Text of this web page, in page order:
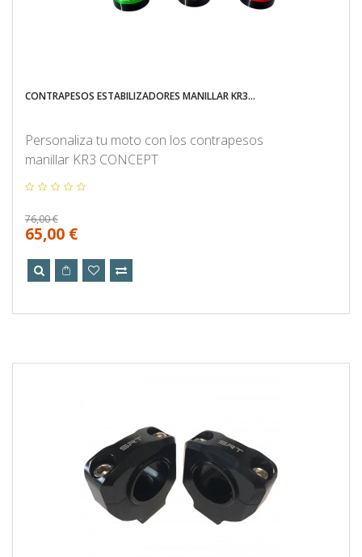
CONTRAPESOS ESTABILIZADORES MANILLAR KR3...
Personaliza tu moto con los contrapesos
manillar KR3 CONCEPT
76,00 €
65,00 €